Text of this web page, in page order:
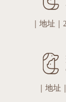
｜地址
｜地址